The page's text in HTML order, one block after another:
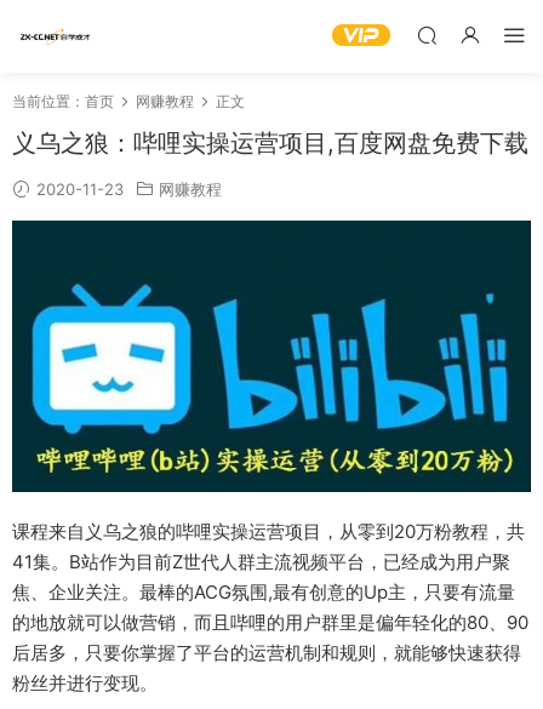
当前位置： 首页 网赚教程 正文
义乌之狼：哔哩实操运营项目,百度网盘免费下载
2020-11-23 网赚教程
课程来自义乌之狼的哔哩实操运营项目，从零到20万粉教程，共
41集。B站作为目前Z世代人群主流视频平台，已经成为用户聚
焦、企业关注。最棒的ACG氛围,最有创意的Up主，只要有流量
的地放就可以做营销，而且哔哩的用户群里是偏年轻化的80、90
后居多，只要你掌握了平台的运营机制和规则，就能够快速获得
粉丝并进行变现。